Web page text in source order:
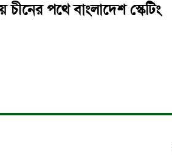
চীনের পথে বাংলাদেশ স্কেটিং